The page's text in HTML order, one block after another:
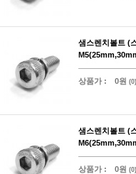
샘스렌치볼트 (
상품가 : 0원 (0)
샘스렌치볼트 (
상품가 : 0원 (0)